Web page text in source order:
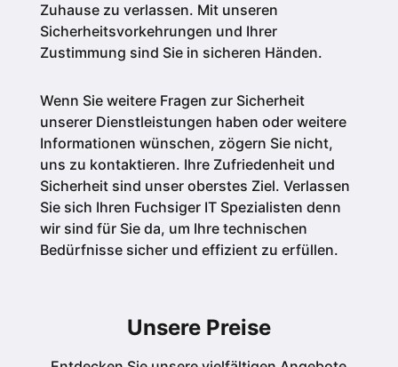
Zuhause zu verlassen. Mit unseren
Sicherheitsvorkehrungen und Ihrer
Zustimmung sind Sie in sicheren Händen.
Wenn Sie weitere Fragen zur Sicherheit
unserer Dienstleistungen haben oder weitere
Informationen wünschen, zögern Sie nicht,
uns zu kontaktieren. Ihre Zufriedenheit und
Sicherheit sind unser oberstes Ziel. Verlassen
Sie sich Ihren Fuchsiger IT Spezialisten denn
wir sind für Sie da, um Ihre technischen
Bedürfnisse sicher und effizient zu erfüllen.
Unsere Preise